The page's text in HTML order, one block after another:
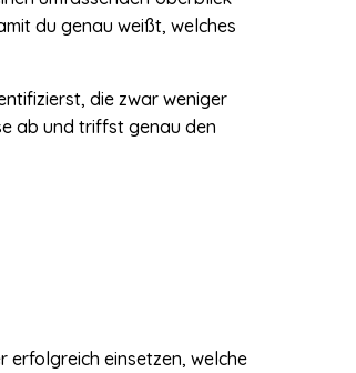
du genau weißt, welches
die zwar weniger
ab und triffst genau den
erfolgreich einsetzen, welche